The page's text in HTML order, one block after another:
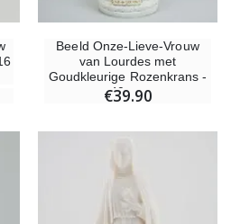
Beeld Onze-Lieve-Vrouw
van Lourdes met
Goudkleurige Rozenkrans -
40 cm
€39.90